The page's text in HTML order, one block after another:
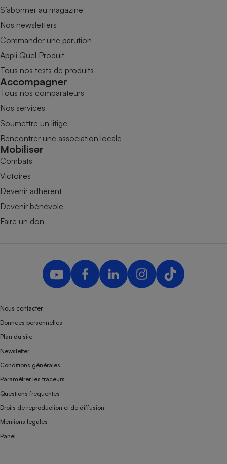
S’abonner au magazine
Nos newsletters
Commander une parution
Appli Quel Produit
Tous nos tests de produits
Accompagner
Tous nos comparateurs
Nos services
Soumettre un litige
Rencontrer une association locale
Mobiliser
Combats
Victoires
Devenir adhérent
Devenir bénévole
Faire un don
Nous contacter
Données personnelles
Plan du site
Newsletter
Conditions générales
Paramétrer les traceurs
Questions fréquentes
Droits de reproduction et de diffusion
Mentions légales
Panel